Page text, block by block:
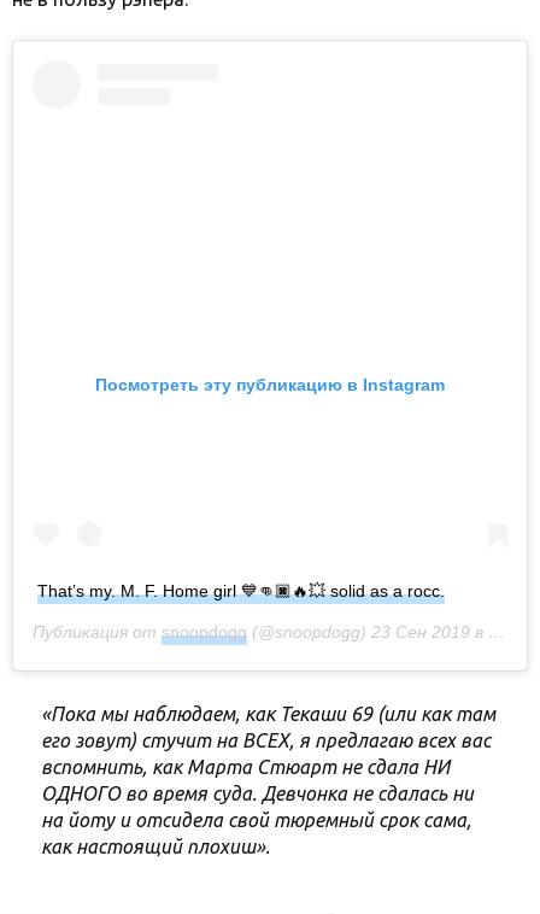
Посмотреть эту публикацию в Instagram
That’s my. M. F. Home girl 💙👊🏿🔥💥 solid as a rocc.
Публикация от snoopdogg (@snoopdogg) 23 Сен 2019 в 11:35 PDT
«Пока мы наблюдаем, как Текаши 69 (или как там
его зовут) стучит на ВСЕХ, я предлагаю всех вас
вспомнить, как Марта Стюарт не сдала НИ
ОДНОГО во время суда. Девчонка не сдалась ни
на йоту и отсидела свой тюремный срок сама,
как настоящий плохиш».